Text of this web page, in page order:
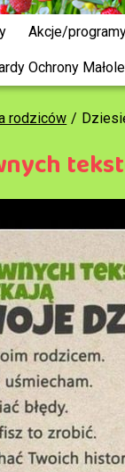
Akcje/
Ochrony
rodziców